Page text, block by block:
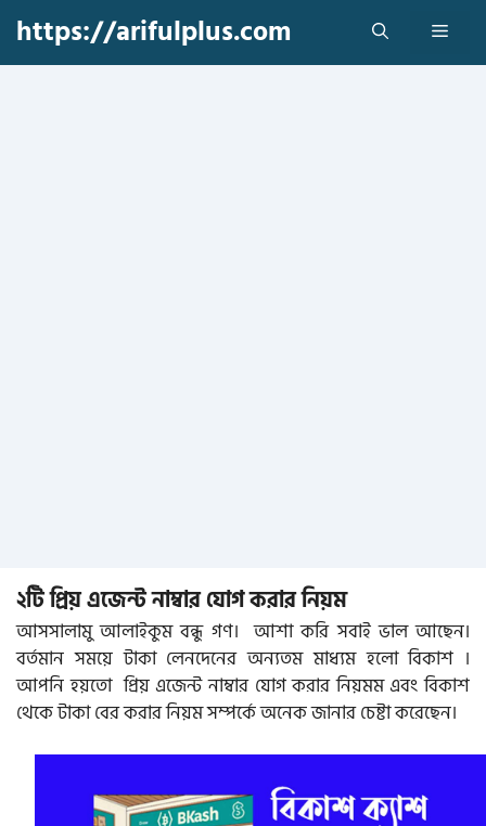
content
https://arifulplus.com Menu
২টি প্রিয় এজেন্ট নাম্বার যোগ করার নিয়ম
আসসালামু আলাইকুম বন্ধু গণ। আশা করি সবাই ভাল আছেন।
বর্তমান সময়ে টাকা লেনদেনের অন্যতম মাধ্যম হলো বিকাশ ।
আপনি হয়তো প্রিয় এজেন্ট নাম্বার যোগ করার নিয়মমএবং বিকাশ
থেকে টাকা বের করার নিয়ম সম্পর্কে অনেক জানার চেষ্টা করেছেন।